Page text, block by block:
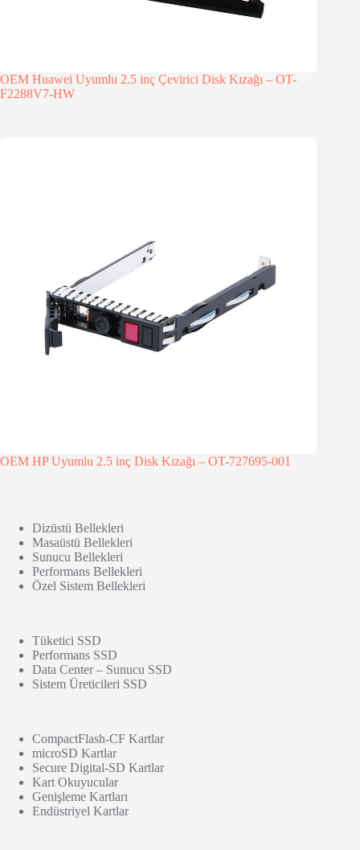
OEM Huawei Uyumlu 2.5 inç Çevirici Disk Kızağı – OT-
F2288V7-HW
OEM HP Uyumlu 2.5 inç Disk Kızağı – OT-727695-001
Dizüstü Bellekleri
Masaüstü Bellekleri
Sunucu Bellekleri
Performans Bellekleri
Özel Sistem Bellekleri
Tüketici SSD
Performans SSD
Data Center – Sunucu SSD
Sistem Üreticileri SSD
CompactFlash-CF Kartlar
microSD Kartlar
Secure Digital-SD Kartlar
Kart Okuyucular
Genişleme Kartları
Endüstriyel Kartlar